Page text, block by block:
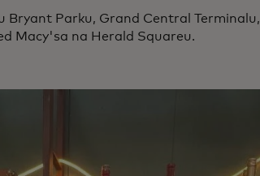
Bryant Parku, Grand Central Terminalu,
Macy'sa na Herald Squareu.